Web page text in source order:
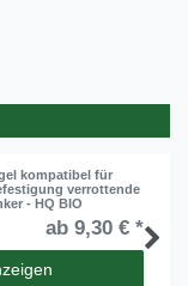
kompatibel für
verrottende
- HQ BIO
ab 9,30 € *